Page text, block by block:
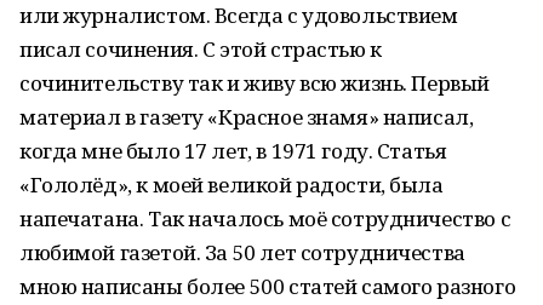
или журналистом. Всегда с удовольствием
писал сочинения. С этой страстью к
сочинительству так и живу всю жизнь. Первый
материал в газету «Красное знамя» написал,
когда мне было 17 лет, в 1971 году. Статья
«Гололёд», к моей великой радости, была
напечатана. Так началось моё сотрудничество с
любимой газетой. За 50 лет сотрудничества
мною написаны более 500 статей самого разного